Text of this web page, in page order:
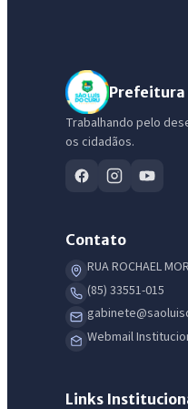
Prefeitura
Trabalhando pelo
os cidadãos.
Contato
RUA ROCHAEL
(85) 33551-015
Webmail
Links